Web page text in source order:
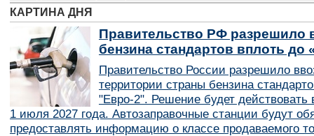
КАРТИНА ДНЯ
Правительство РФ разрешило
бензина стандартов вплоть до
Правительство России разрешило
территории страны бензина
"Евро-2". Решение будет действовать
1 июля 2027 года. Автозаправочные станции будут
предоставлять информацию о классе продаваемого